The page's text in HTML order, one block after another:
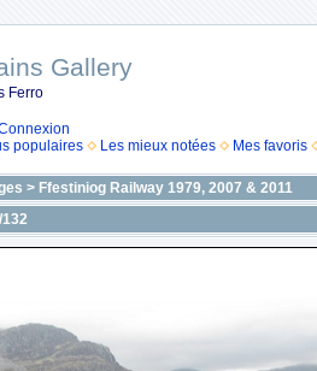
Gallery
Ferro
populaires Les mieux notées Mes favoris
> Ffestiniog Railway 1979, 2007 & 2011